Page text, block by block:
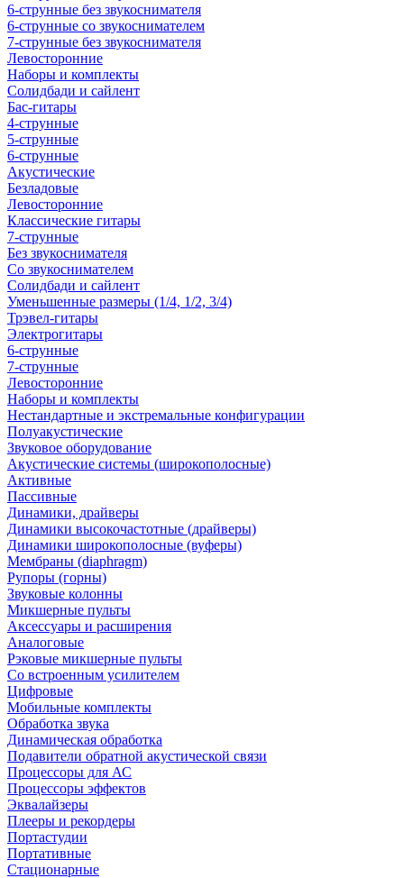
6-струнные без звукоснимателя
6-струнные со звукоснимателем
7-струнные без звукоснимателя
Левосторонние
Наборы и комплекты
Солидбади и сайлент
Бас-гитары
4-струнные
5-струнные
6-струнные
Акустические
Безладовые
Левосторонние
Классические гитары
7-струнные
Без звукоснимателя
Со звукоснимателем
Солидбади и сайлент
Уменьшенные размеры (1/4, 1/2, 3/4)
Трэвел-гитары
Электрогитары
6-струнные
7-струнные
Левосторонние
Наборы и комплекты
Нестандартные и экстремальные конфигурации
Полуакустические
Звуковое оборудование
Акустические системы (широкополосные)
Активные
Пассивные
Динамики, драйверы
Динамики высокочастотные (драйверы)
Динамики широкополосные (вуферы)
Мембраны (diaphragm)
Рупоры (горны)
Звуковые колонны
Микшерные пульты
Аксессуары и расширения
Аналоговые
Рэковые микшерные пульты
Со встроенным усилителем
Цифровые
Мобильные комплекты
Обработка звука
Динамическая обработка
Подавители обратной акустической связи
Процессоры для АС
Процессоры эффектов
Эквалайзеры
Плееры и рекордеры
Портастудии
Портативные
Стационарные